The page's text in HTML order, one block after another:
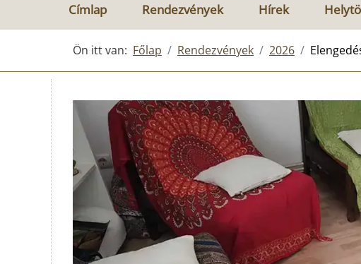
Címlap Rendezvények Hírek
Ön itt van: Főlap Rendezvények 2026